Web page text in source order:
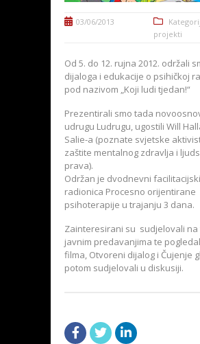
03/06/2013
projekti
Od 5. do 12. rujna 2012. održali
dijaloga i edukacije o psihičkoj
pod nazivom „Koji ludi tjedan!“
Prezentirali smo tada
udrugu Ludrugu, ugostili Will
Salie-a (poznate svjetske
zaštite mentalnog zdravlja i
prava).
Održan je dvodnevni
radionica Procesno orijentirane
psihoterapije u trajanju 3 dana.
Zainteresirani su sudjelovali na
javnim predavanjima te
filma, Otvoreni dijalog i Čujenje
potom sudjelovali u diskusiji.